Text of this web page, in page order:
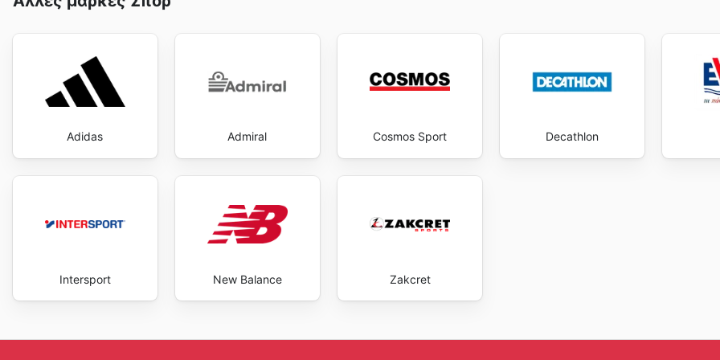
Adidas Admiral Cosmos Sport Decathlon
Intersport New Balance Zakcret